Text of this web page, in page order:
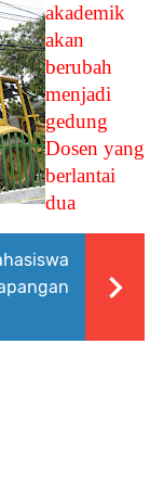
akademik
akan
berubah
menjadi
gedung
Dosen yang
berlantai
dua